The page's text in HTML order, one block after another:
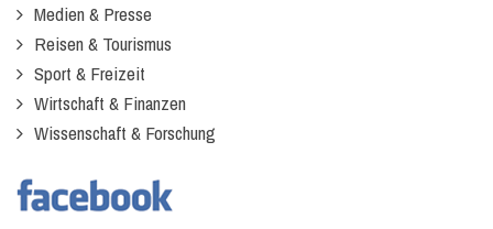
Medien & Presse
Reisen & Tourismus
Sport & Freizeit
Wirtschaft & Finanzen
Wissenschaft & Forschung